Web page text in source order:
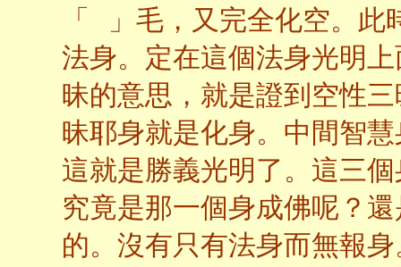
「
」毛，又完全化空。
法身。定在這個法身光明
昧的意思，就是證到空性
昧耶身就是化身。中間智
這就是勝義光明了。這三
究竟是那一個身成佛呢？
的。沒有只有法身而無報